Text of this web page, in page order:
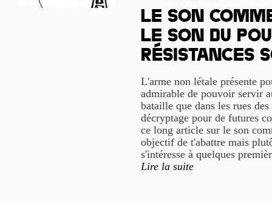
Le son
le son du
résistances
L'arme non létale présente
admirable de pouvoir servir
bataille que dans les rues
décryptage pour de futures
ce long article sur le son
objectif de t'abattre mais
s'intéresse à quelques
Lire la suite